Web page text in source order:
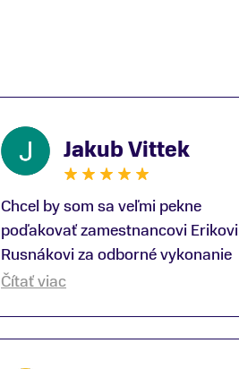
Jakub Vittek
Chcel by som sa veľmi pekne
poďakovať zamestnancovi Erikovi
Rusnákovi za odborné vykonanie
bike-fittingu. Je to super človek na
Čítať viac